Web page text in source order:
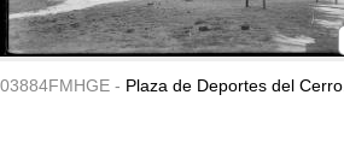
03884FMHGE - Plaza de Deportes del Cerro.